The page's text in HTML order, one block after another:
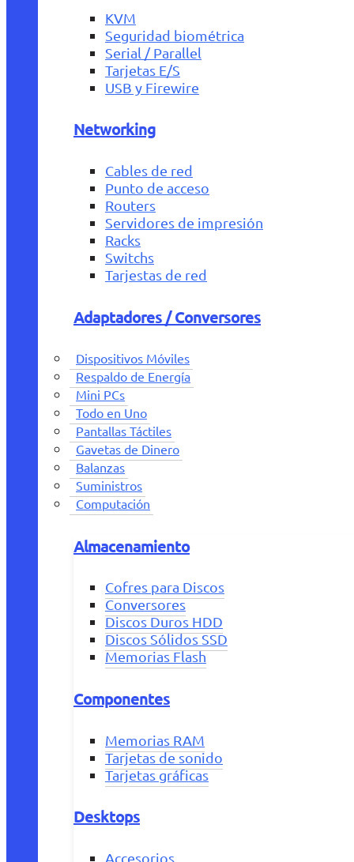
KVM
Seguridad biométrica
Serial / Parallel
Tarjetas E/S
USB y Firewire
Networking
Cables de red
Punto de acceso
Routers
Servidores de impresión
Racks
Switchs
Tarjestas de red
Adaptadores / Conversores
Dispositivos Móviles
Respaldo de Energía
Mini PCs
Todo en Uno
Pantallas Táctiles
Gavetas de Dinero
Balanzas
Suministros
Computación
Almacenamiento
Cofres para Discos
Conversores
Discos Duros HDD
Discos Sólidos SSD
Memorias Flash
Componentes
Memorias RAM
Tarjetas de sonido
Tarjetas gráficas
Desktops
Accesorios